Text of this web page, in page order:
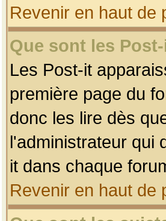
Revenir en haut de
Que sont les
Les Post-it
première page du
donc les lire dès
l'administrateur qui
it dans chaque
Revenir en haut de